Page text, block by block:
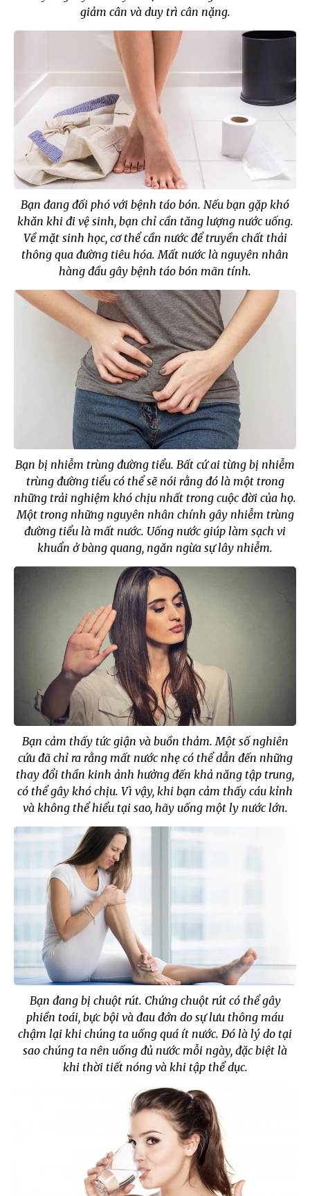
giảm cân và duy trì cân nặng.
Bạn đang đối phó với bệnh táo bón. Nếu bạn gặp khó
khăn khi đi vệ sinh, bạn chỉ cần tăng lượng nước uống.
Về mặt sinh học, cơ thể cần nước để truyền chất thải
thông qua đường tiêu hóa. Mất nước là nguyên nhân
hàng đầu gây bệnh táo bón mãn tính.
Bạn bị nhiễm trùng đường tiểu. Bất cứ ai từng bị nhiễm
trùng đường tiểu có thể sẽ nói rằng đó là một trong
những trải nghiệm khó chịu nhất trong cuộc đời của họ.
Một trong những nguyên nhân chính gây nhiễm trùng
đường tiểu là mất nước. Uống nước giúp làm sạch vi
khuẩn ở bàng quang, ngăn ngừa sự lây nhiễm.
Bạn cảm thấy tức giận và buồn thảm. Một số nghiên
cứu đã chỉ ra rằng mất nước nhẹ có thể dẫn đến những
thay đổi thần kinh ảnh hưởng đến khả năng tập trung,
có thể gây khó chịu. Vì vậy, khi bạn cảm thấy cáu kỉnh
và không thể hiểu tại sao, hãy uống một ly nước lớn.
Bạn đang bị chuột rút. Chứng chuột rút có thể gây
phiền toái, bực bội và đau đớn do sự lưu thông máu
chậm lại khi chúng ta uống quá ít nước. Đó là lý do tại
sao chúng ta nên uống đủ nước mỗi ngày, đặc biệt là
khi thời tiết nóng và khi tập thể dục.